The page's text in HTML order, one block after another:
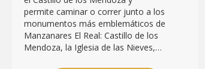
permite caminar o correr junto a los
monumentos más emblemáticos de
Manzanares El Real: Castillo de los
Mendoza, la Iglesia de las Nieves,…